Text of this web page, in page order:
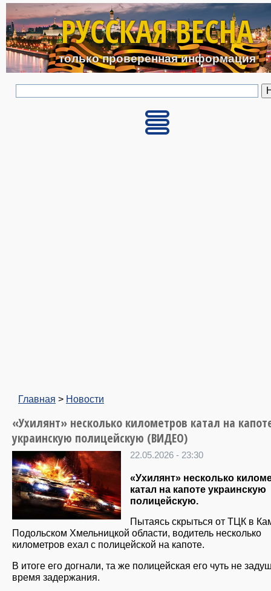
Перейти к основному
РУССКАЯ ВЕСНА
только проверенная информация
Главная > Новости
«Ухилянт» несколько километров катал на
украинскую полицейскую (ВИДЕО)
22.05.2026 - 23:30
«Ухилянт» несколько
катал на капоте украинскую
полицейскую.
Пытаясь скрыться от ТЦК в
Подольском Хмельницкой области, водитель несколько
километров ехал с полицейской на капоте.
В итоге его догнали, та же полицейская его чуть не
время задержания.